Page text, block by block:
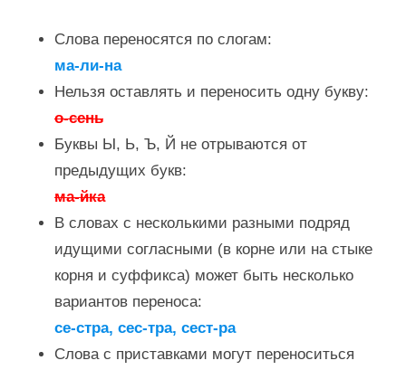
Слова переносятся по слогам:
ма-ли-на
Нельзя оставлять и переносить одну букву:
о-сень
Буквы Ы, Ь, Ъ, Й не отрываются от
предыдущих букв:
ма-йка
В словах с несколькими разными подряд
идущими согласными (в корне или на стыке
корня и суффикса) может быть несколько
вариантов переноса:
се-стра, сес-тра, сест-ра
Слова с приставками могут переноситься